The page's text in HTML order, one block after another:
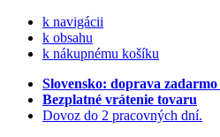
k navigácii
k obsahu
k nákupnému košíku
Slovensko: doprava zadarmo
Bezplatné vrátenie tovaru
Dovoz do 2 pracovných dní.